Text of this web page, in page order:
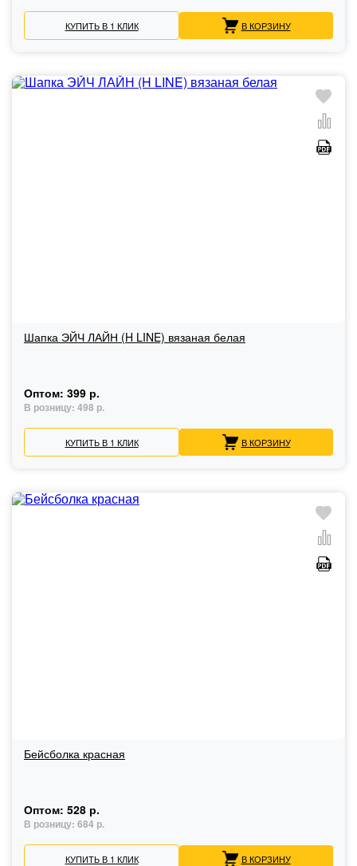
КУПИТЬ В 1 КЛИК В КОРЗИНУ
Шапка ЭЙЧ ЛАЙН (H LINE) вязаная белая
Оптом: 399 р.
В розницу: 498 р.
КУПИТЬ В 1 КЛИК В КОРЗИНУ
Бейсболка красная
Оптом: 528 р.
В розницу: 684 р.
КУПИТЬ В 1 КЛИК В КОРЗИНУ